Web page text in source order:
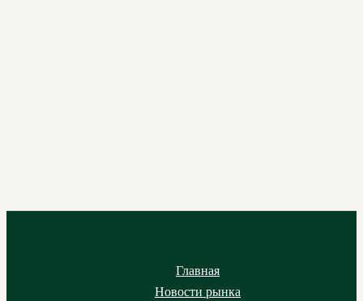
Главная
Новости рынка